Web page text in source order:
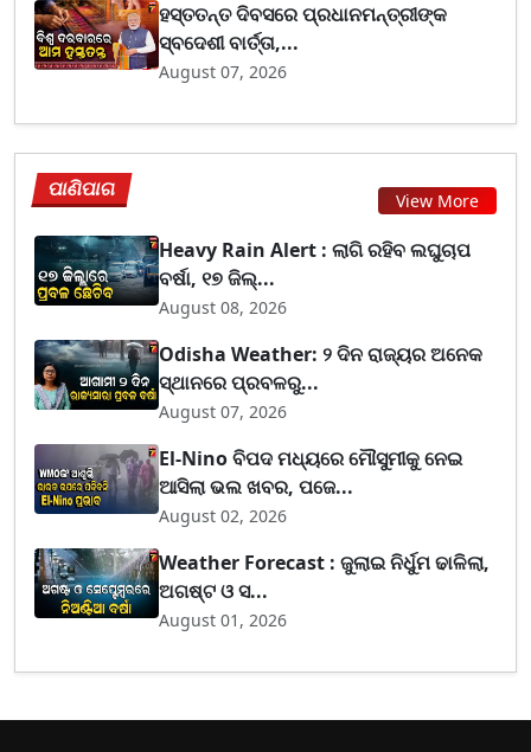
ହସ୍ତତନ୍ତ ଦିବସରେ ପ୍ରଧାନମନ୍ତ୍ରୀଙ୍କ
ସ୍ବଦେଶୀ ବାର୍ତ୍ତା,...
August 07, 2026
ପାଣିପାଗ View More
Heavy Rain Alert : ଲାଗି ରହିବ ଲଘୁଚାପ
ବର୍ଷା, ୧୭ ଜିଲ୍...
August 08, 2026
Odisha Weather: ୨ ଦିନ ରାଜ୍ୟର ଅନେକ
ସ୍ଥାନରେ ପ୍ରବଳରୁ...
August 07, 2026
El-Nino ବିପଦ ମଧ୍ୟରେ ମୌସୁମୀକୁ ନେଇ
ଆସିଲା ଭଲ ଖବର, ପଜେ...
August 02, 2026
Weather Forecast : ଜୁଲାଇ ନିର୍ଧୁମ ଢାଳିଲା,
ଅଗଷ୍ଟ ଓ ସ...
August 01, 2026